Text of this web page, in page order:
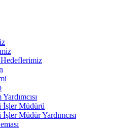
İşler Müdürü
Müdür Yardımcısı